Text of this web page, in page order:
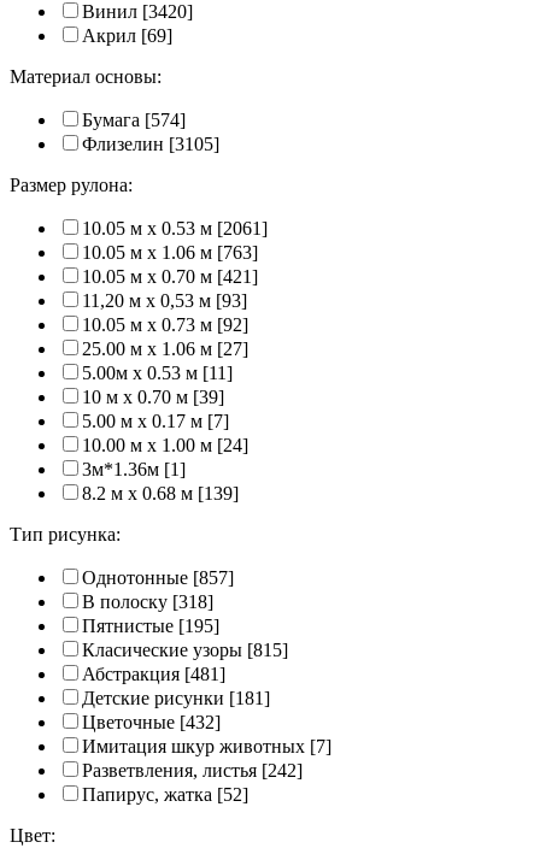
Винил [3420]
Акрил [69]
Материал основы:
Бумага [574]
Флизелин [3105]
Размер рулона:
10.05 м x 0.53 м [2061]
10.05 м x 1.06 м [763]
10.05 м x 0.70 м [421]
11,20 м х 0,53 м [93]
10.05 м x 0.73 м [92]
25.00 м x 1.06 м [27]
5.00м x 0.53 м [11]
10 м x 0.70 м [39]
5.00 м x 0.17 м [7]
10.00 м x 1.00 м [24]
3м*1.36м [1]
8.2 м x 0.68 м [139]
Тип рисунка:
Однотонные [857]
В полоску [318]
Пятнистые [195]
Класические узоры [815]
Абстракция [481]
Детские рисунки [181]
Цветочные [432]
Имитация шкур животных [7]
Разветвления, листья [242]
Папирус, жатка [52]
Цвет: